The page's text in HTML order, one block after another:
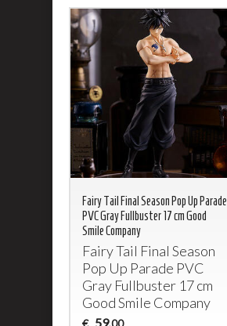
Fairy Tail Final Season Pop Up Parade
PVC Gray Fullbuster 17 cm Good
Smile Company
Fairy Tail Final Season
Pop Up Parade PVC
Gray Fullbuster 17 cm
Good Smile Company
59